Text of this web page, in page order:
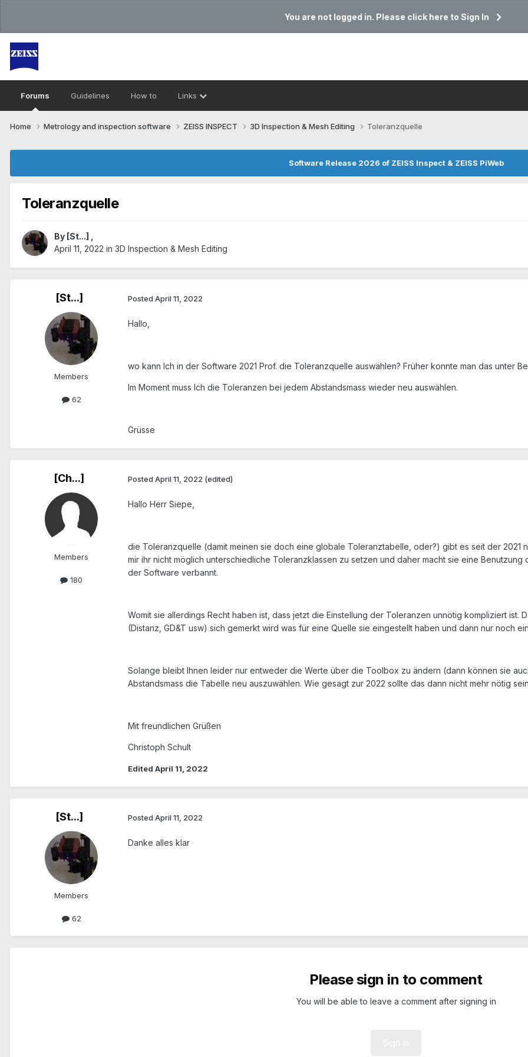
You are not logged in. Please click here to Sign In
Forums Guidelines How to Links
Home Metrology and inspection software ZEISS INSPECT 3D Inspection & Mesh Editing​ Toleranzquelle
Software Release 2026 of ZEISS Inspect & ZEISS PiWeb
Toleranzquelle
By [St...]
April 11, 2022 in 3D Inspection & Mesh Editing​
[St...]
Members
62
Posted April 11, 2022
Hallo,
wo kann Ich in der Software 2021 Prof. die Toleranzquelle auswählen? Früher konnte man das unter
Im Moment muss Ich die Toleranzen bei jedem Abstandsmass wieder neu auswählen.
Grüsse
[Ch...]
Members
180
Posted April 11, 2022 (edited)
Hallo Herr Siepe,
die Toleranzquelle (damit meinen sie doch eine globale Toleranztabelle, oder?) gibt es seit der 2021
mir ihr nicht möglich unterschiedliche Toleranzklassen zu setzen und daher macht sie eine Benutzung
der Software verbannt.
Womit sie allerdings Recht haben ist, dass jetzt die Einstellung der Toleranzen unnötig kompliziert
(Distanz, GD&T usw) sich gemerkt wird was für eine Quelle sie eingestellt haben und dann nur noch
Solange bleibt Ihnen leider nur entweder die Werte über die Toolbox zu ändern (dann können sie
Abstandsmass die Tabelle neu auszuwählen. Wie gesagt zur 2022 sollte das dann nicht mehr nötig
Mit freundlichen Grüßen
Christoph Schult
Edited April 11, 2022
[St...]
Members
62
Posted April 11, 2022
Danke alles klar
Please sign in to comment
You will be able to leave a comment after signing in